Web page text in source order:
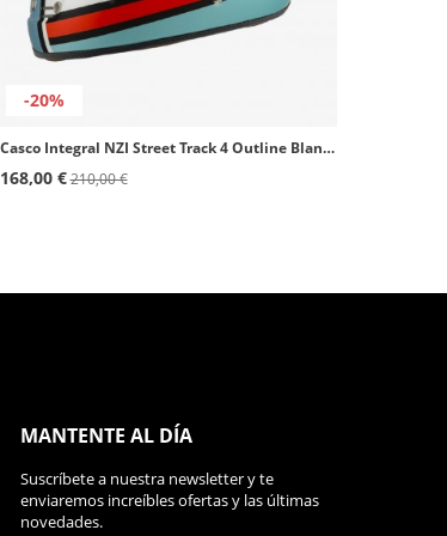
-20%
Casco Integral NZI Street Track 4 Outline Blanco y azul mate
168,00 €210,00 €
MANTENTE AL DÍA
Suscríbete a nuestra newsletter y te
enviaremos increíbles ofertas y las últimas
novedades.